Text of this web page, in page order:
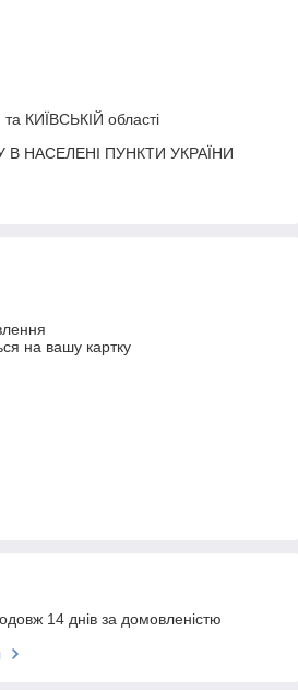
КИЇВСЬКІЙ області
В НАСЕЛЕНІ ПУНКТИ УКРАЇНИ
на вашу картку
14 днів за домовленістю